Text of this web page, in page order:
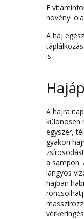
E
növényi
A haj
is.
A hajra
különösen
egyszer,
gyakori
a sampon.
langyos
hajban